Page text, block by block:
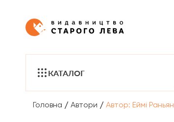
КАТАЛОГ
Головна / Автори / Автор: Еймі Раньян